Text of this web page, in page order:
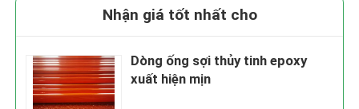
Nhận giá tốt nhất cho
Dòng ống sợi thủy tinh epoxy
xuất hiện mịn